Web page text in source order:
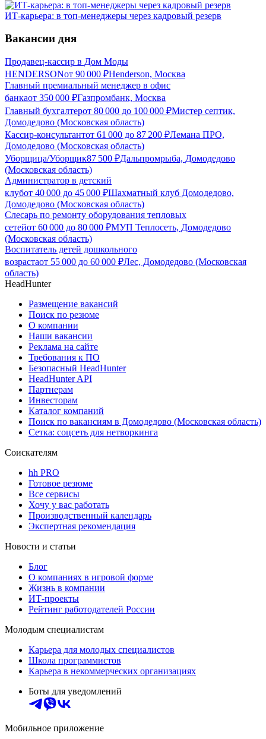
ИТ-карьера: в топ-менеджеры через кадровый резерв
Вакансии дня
Продавец-кассир в Дом Моды
HENDERSONот 90 000 ₽Henderson, Москва
Главный премиальный менеджер в офис
банкаот 350 000 ₽Газпромбанк, Москва
Главный бухгалтерот 80 000 до 100 000 ₽Мистер септик,
Домодедово (Московская область)
Кассир-консультантот 61 000 до 87 200 ₽Лемана ПРО,
Домодедово (Московская область)
Уборщица/Уборщик87 500 ₽Дальпромрыба, Домодедово
(Московская область)
Администратор в детский
клубот 40 000 до 45 000 ₽Шахматный клуб Домодедово,
Домодедово (Московская область)
Слесарь по ремонту оборудования тепловых
сетейот 60 000 до 80 000 ₽МУП Теплосеть, Домодедово
(Московская область)
Воспитатель детей дошкольного
возрастаот 55 000 до 60 000 ₽Лес, Домодедово (Московская
область)
HeadHunter
Размещение вакансий
Поиск по резюме
О компании
Наши вакансии
Реклама на сайте
Требования к ПО
Безопасный HeadHunter
HeadHunter API
Партнерам
Инвесторам
Каталог компаний
Поиск по вакансиям в Домодедово (Московская область)
Сетка: соцсеть для нетворкинга
Соискателям
hh PRO
Готовое резюме
Все сервисы
Хочу у вас работать
Производственный календарь
Экспертная рекомендация
Новости и статьи
Блог
О компаниях в игровой форме
Жизнь в компании
ИТ-проекты
Рейтинг работодателей России
Молодым специалистам
Карьера для молодых специалистов
Школа программистов
Карьера в некоммерческих организациях
Боты для уведомлений
Мобильное приложение